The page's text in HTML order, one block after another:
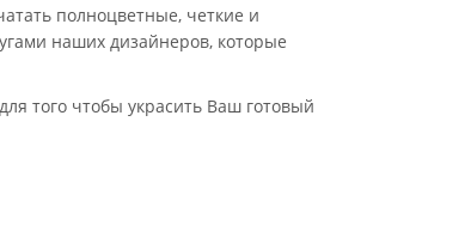
полноцветные, четкие и
наших дизайнеров, которые
того чтобы украсить Ваш готовый